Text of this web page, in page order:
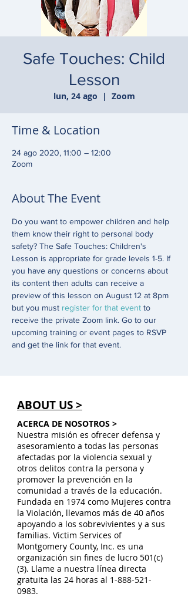
Safe Touches: Child
Lesson
lun, 24 ago
  |
Zoom
Time & Location
24 ago 2020, 11:00 – 12:00
Zoom
About The Event
Do you want to empower children and help
them know their right to personal body
safety? The Safe Touches: Children's
Lesson is appropriate for grade levels 1-5. If
you have any questions or concerns about
its content then adults can receive a
preview of this lesson on August 12 at 8pm
but you must register for that event to
receive the private Zoom link. Go to our
upcoming training or event pages to RSVP
and get the link for that event.
ABOUT US >
ACERCA DE NOSOTROS >
Nuestra misión es ofrecer defensa y
asesoramiento a todas las personas
afectadas por la violencia sexual y
otros delitos contra la persona y
promover la prevención en la
comunidad a través de la educación.
Fundada en 1974 como Mujeres contra
la Violación, llevamos más de 40 años
apoyando a los sobrevivientes y a sus
familias. Victim Services of
Montgomery County, Inc. es una
organización sin fines de lucro 501(c)
(3). Llame a nuestra línea directa
gratuita las 24 horas al 1-888-521-
0983.